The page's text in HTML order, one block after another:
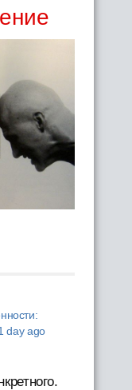
day ago